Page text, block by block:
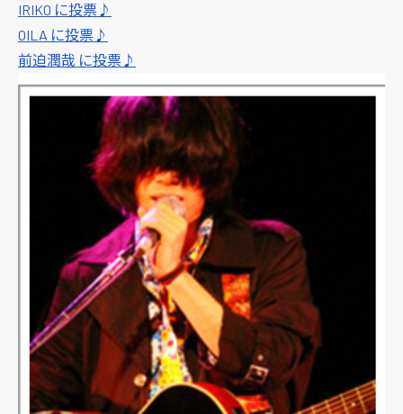
IRIKO に投票♪
OILA に投票♪
前迫潤哉 に投票♪